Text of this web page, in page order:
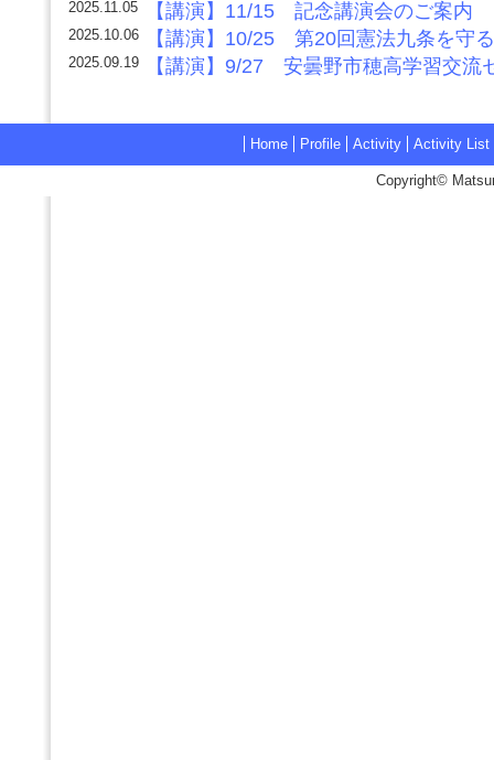
2025.11.05 【講演】11/15 記念講演会のご案内
2025.10.06 【講演】10/25 第20回憲法九条を守
2025.09.19 【講演】9/27 安曇野市穂高学習交流
Home Profile Activity Activity List
Copyright©